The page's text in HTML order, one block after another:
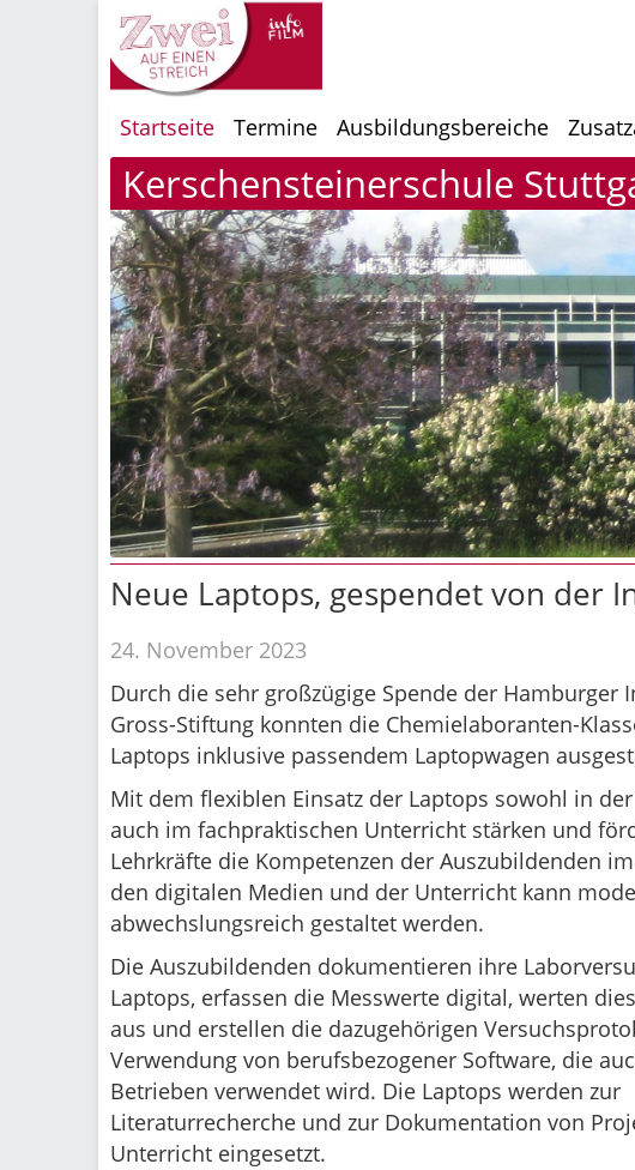
Startseite Termine Ausbildungsbereiche
Kerschensteinerschule
Neue Laptops, gespendet von der
24. November 2023
Durch die sehr großzügige Spende der Hamburger
Gross-Stiftung konnten die Chemielaboranten-
Laptops inklusive passendem Laptopwagen
Mit dem flexiblen Einsatz der Laptops sowohl in
auch im fachpraktischen Unterricht stärken und
Lehrkräfte die Kompetenzen der Auszubildenden
den digitalen Medien und der Unterricht kann
abwechslungsreich gestaltet werden.
Die Auszubildenden dokumentieren ihre
Laptops, erfassen die Messwerte digital, werten
aus und erstellen die dazugehörigen
Verwendung von berufsbezogener Software, die
Betrieben verwendet wird. Die Laptops werden zur
Literaturrecherche und zur Dokumentation von
Unterricht eingesetzt.